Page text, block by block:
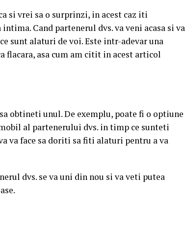
si vrei sa o surprinzi, in acest caz iti
Cand partenerul dvs. va veni acasa si va
sunt alaturi de voi. Este intr-adevar una
flacara, asa cum am citit in acest articol
obtineti unul. De exemplu, poate fi o optiune
al partenerului dvs. in timp ce sunteti
va face sa doriti sa fiti alaturi pentru a va
dvs. se va uni din nou si va veti putea